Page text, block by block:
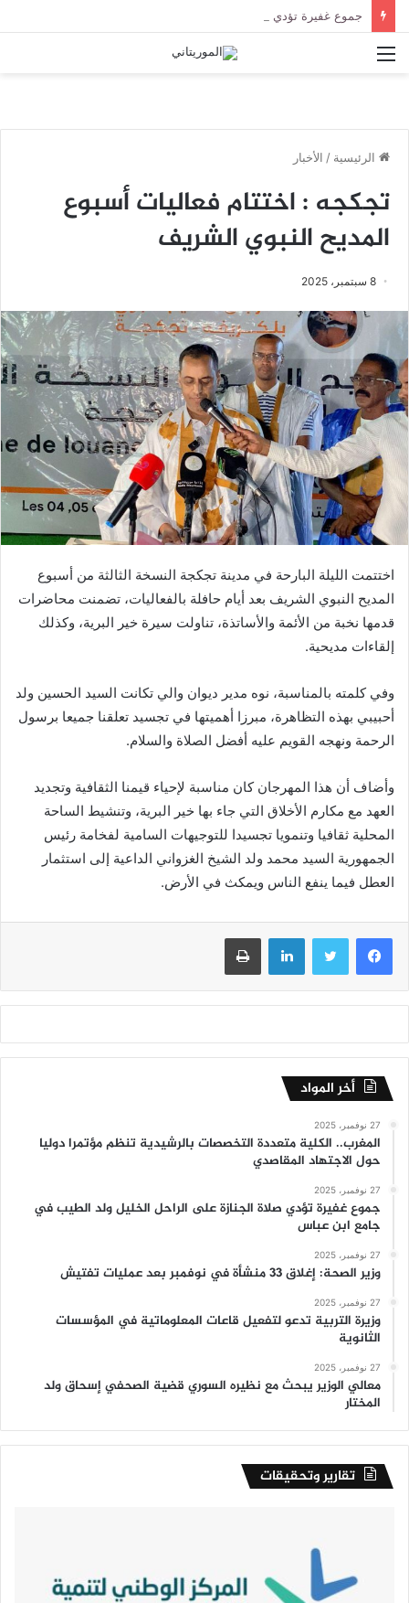
القائمة
الرئيسية / الأخبار
تجكجه : اختتام فعاليات أسبوع
المديح النبوي الشريف
8 سبتمبر، 2025
اختتمت الليلة البارحة في مدينة تجكجة النسخة الثالثة من أسبوع
المديح النبوي الشريف بعد أيام حافلة بالفعاليات، تضمنت محاضرات
قدمها نخبة من الأئمة والأساتذة، تناولت سيرة خير البرية، وكذلك
إلقاءات مديحية.
وفي كلمته بالمناسبة، نوه مدير ديوان والي تكانت السيد الحسين ولد
أحبيبي بهذه التظاهرة، مبرزا أهميتها في تجسيد تعلقنا جميعا برسول
الرحمة ونهجه القويم عليه أفضل الصلاة والسلام.
وأضاف أن هذا المهرجان كان مناسبة لإحياء قيمنا الثقافية وتجديد
العهد مع مكارم الأخلاق التي جاء بها خير البرية، وتنشيط الساحة
المحلية ثقافيا وتنمويا تجسيدا للتوجيهات السامية لفخامة رئيس
الجمهورية السيد محمد ولد الشيخ الغزواني الداعية إلى استثمار
العطل فيما ينفع الناس ويمكث في الأرض.
فيسبوك تويتر لينكدإن طباعة
أخر المواد
27 نوفمبر، 2025
المغرب.. الكلية متعددة التخصصات بالرشيدية تنظم مؤتمرا دوليا
حول الاجتهاد المقاصدي
27 نوفمبر، 2025
جموع غفيرة تؤدي صلاة الجنازة على الراحل الخليل ولد الطيب في
جامع ابن عباس
27 نوفمبر، 2025
وزير الصحة: إغلاق 33 منشأة في نوفمبر بعد عمليات تفتيش
27 نوفمبر، 2025
وزيرة التربية تدعو لتفعيل قاعات المعلوماتية في المؤسسات
الثانوية
27 نوفمبر، 2025
معالي الوزير يبحث مع نظيره السوري قضية الصحفي إسحاق ولد
المختار
تقارير وتحقيقات